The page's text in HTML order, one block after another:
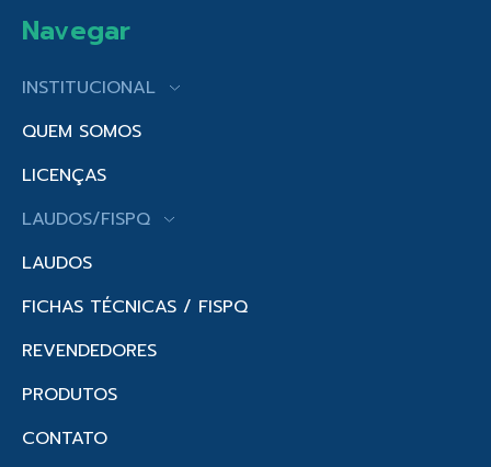
Navegar
INSTITUCIONAL
QUEM SOMOS
LICENÇAS
LAUDOS/FISPQ
LAUDOS
FICHAS TÉCNICAS / FISPQ
REVENDEDORES
PRODUTOS
CONTATO